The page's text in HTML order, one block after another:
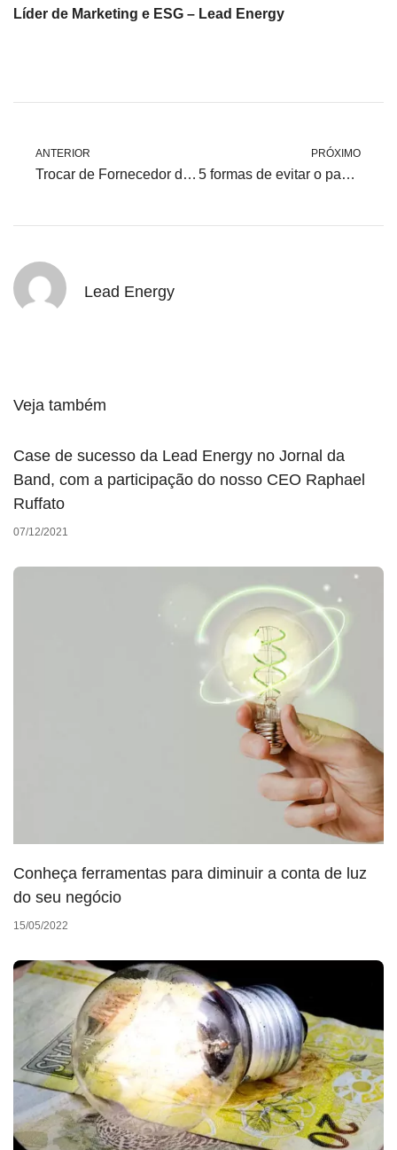
Líder de Marketing e ESG – Lead Energy
ANTERIOR
Trocar de Fornecedor de Energia é uma boa escolha?
PRÓXIMO
5 formas de evitar o pagamento de excesso na conta de energia da empresa
Lead Energy
Veja também
Case de sucesso da Lead Energy no Jornal da
Band, com a participação do nosso CEO Raphael
Ruffato
07/12/2021
Conheça ferramentas para diminuir a conta de luz
do seu negócio
15/05/2022